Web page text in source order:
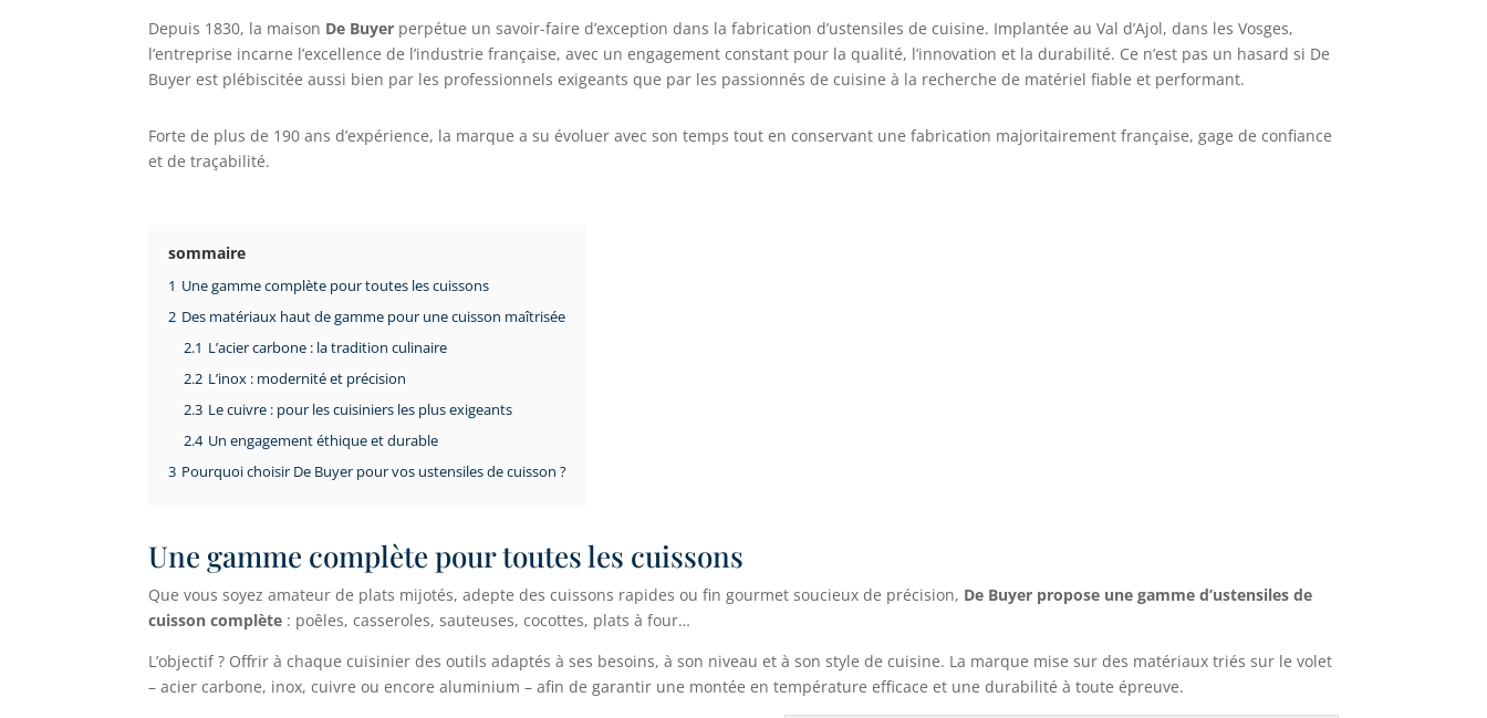
Depuis 1830, la maison De Buyer perpétue un savoir-faire d’exception dans la fabrication d’ustensiles de cuisine. Implantée au Val d’Ajol, dans les Vosges,
l’entreprise incarne l’excellence de l’industrie française, avec un engagement constant pour la qualité, l’innovation et la durabilité. Ce n’est pas un hasard si De
Buyer est plébiscitée aussi bien par les professionnels exigeants que par les passionnés de cuisine à la recherche de matériel fiable et performant.
Forte de plus de 190 ans d’expérience, la marque a su évoluer avec son temps tout en conservant une fabrication majoritairement française, gage de confiance
et de traçabilité.
sommaire
1 Une gamme complète pour toutes les cuissons
2 Des matériaux haut de gamme pour une cuisson maîtrisée
2.1 L’acier carbone : la tradition culinaire
2.2 L’inox : modernité et précision
2.3 Le cuivre : pour les cuisiniers les plus exigeants
2.4 Un engagement éthique et durable
3 Pourquoi choisir De Buyer pour vos ustensiles de cuisson ?
Une gamme complète pour toutes les cuissons
Que vous soyez amateur de plats mijotés, adepte des cuissons rapides ou fin gourmet soucieux de précision, De Buyer propose une gamme d’ustensiles de
cuisson complète : poêles, casseroles, sauteuses, cocottes, plats à four…
L’objectif ? Offrir à chaque cuisinier des outils adaptés à ses besoins, à son niveau et à son style de cuisine. La marque mise sur des matériaux triés sur le volet
– acier carbone, inox, cuivre ou encore aluminium – afin de garantir une montée en température efficace et une durabilité à toute épreuve.